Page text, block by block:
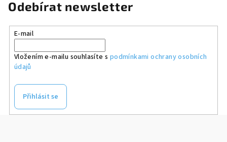
Odebírat newsletter
E-mail
Vložením e-mailu souhlasíte s podmínkami ochrany osobních
údajů
Přihlásit se